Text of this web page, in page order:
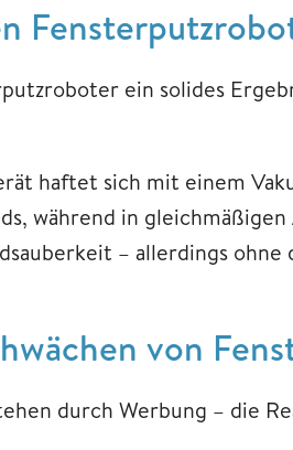
ein solides
haftet sich mit einem
während in
– allerdings
von
durch Werbung – die